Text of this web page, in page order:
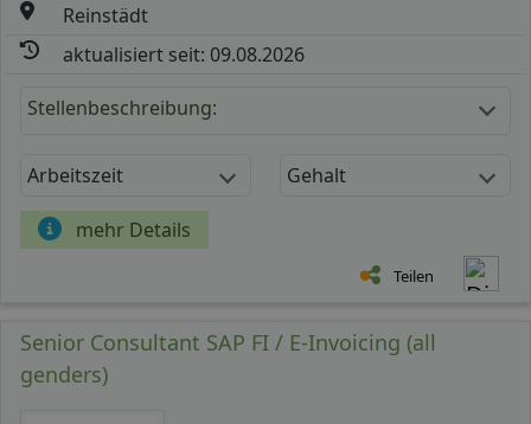
Reinstädt
aktualisiert seit: 09.08.2026
Stellenbeschreibung:
Arbeitszeit Gehalt
mehr Details
Teilen
Senior Consultant SAP FI / E-Invoicing (all
genders)